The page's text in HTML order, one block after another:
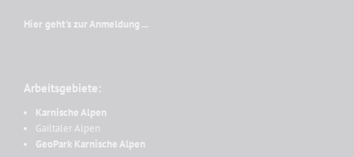
Hier geht's zur Anmeldung ...
Arbeitsgebiete:
Karnische Alpen
Gailtaler Alpen
GeoPark Karnische Alpen